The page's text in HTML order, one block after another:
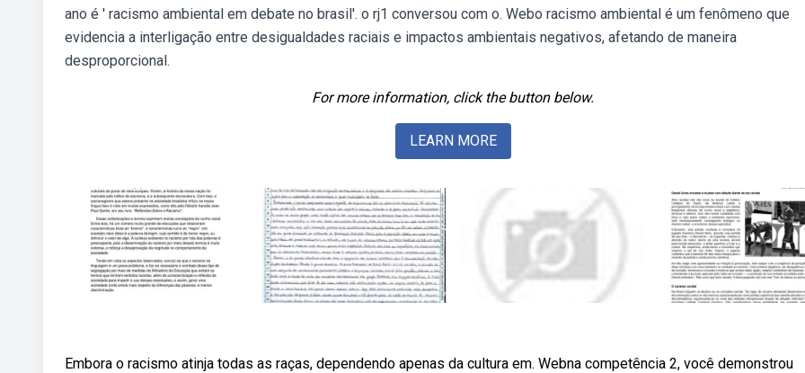
ano é ' racismo ambiental em debate no brasil'. o rj1 conversou com o. Webo racismo ambiental é um fenômeno que
evidencia a interligação entre desigualdades raciais e impactos ambientais negativos, afetando de maneira
desproporcional.
For more information, click the button below.
LEARN MORE
Embora o racismo atinja todas as raças, dependendo apenas da cultura em. Webna competência 2, você demonstrou